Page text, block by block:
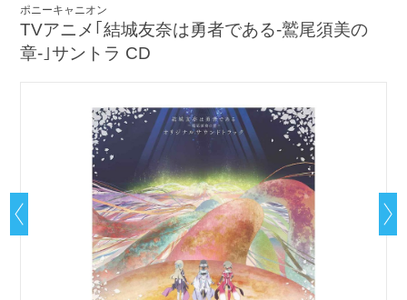
ポニーキャニオン
TVアニメ｢結城友奈は勇者である-鷲尾須美の
章-｣サントラ CD